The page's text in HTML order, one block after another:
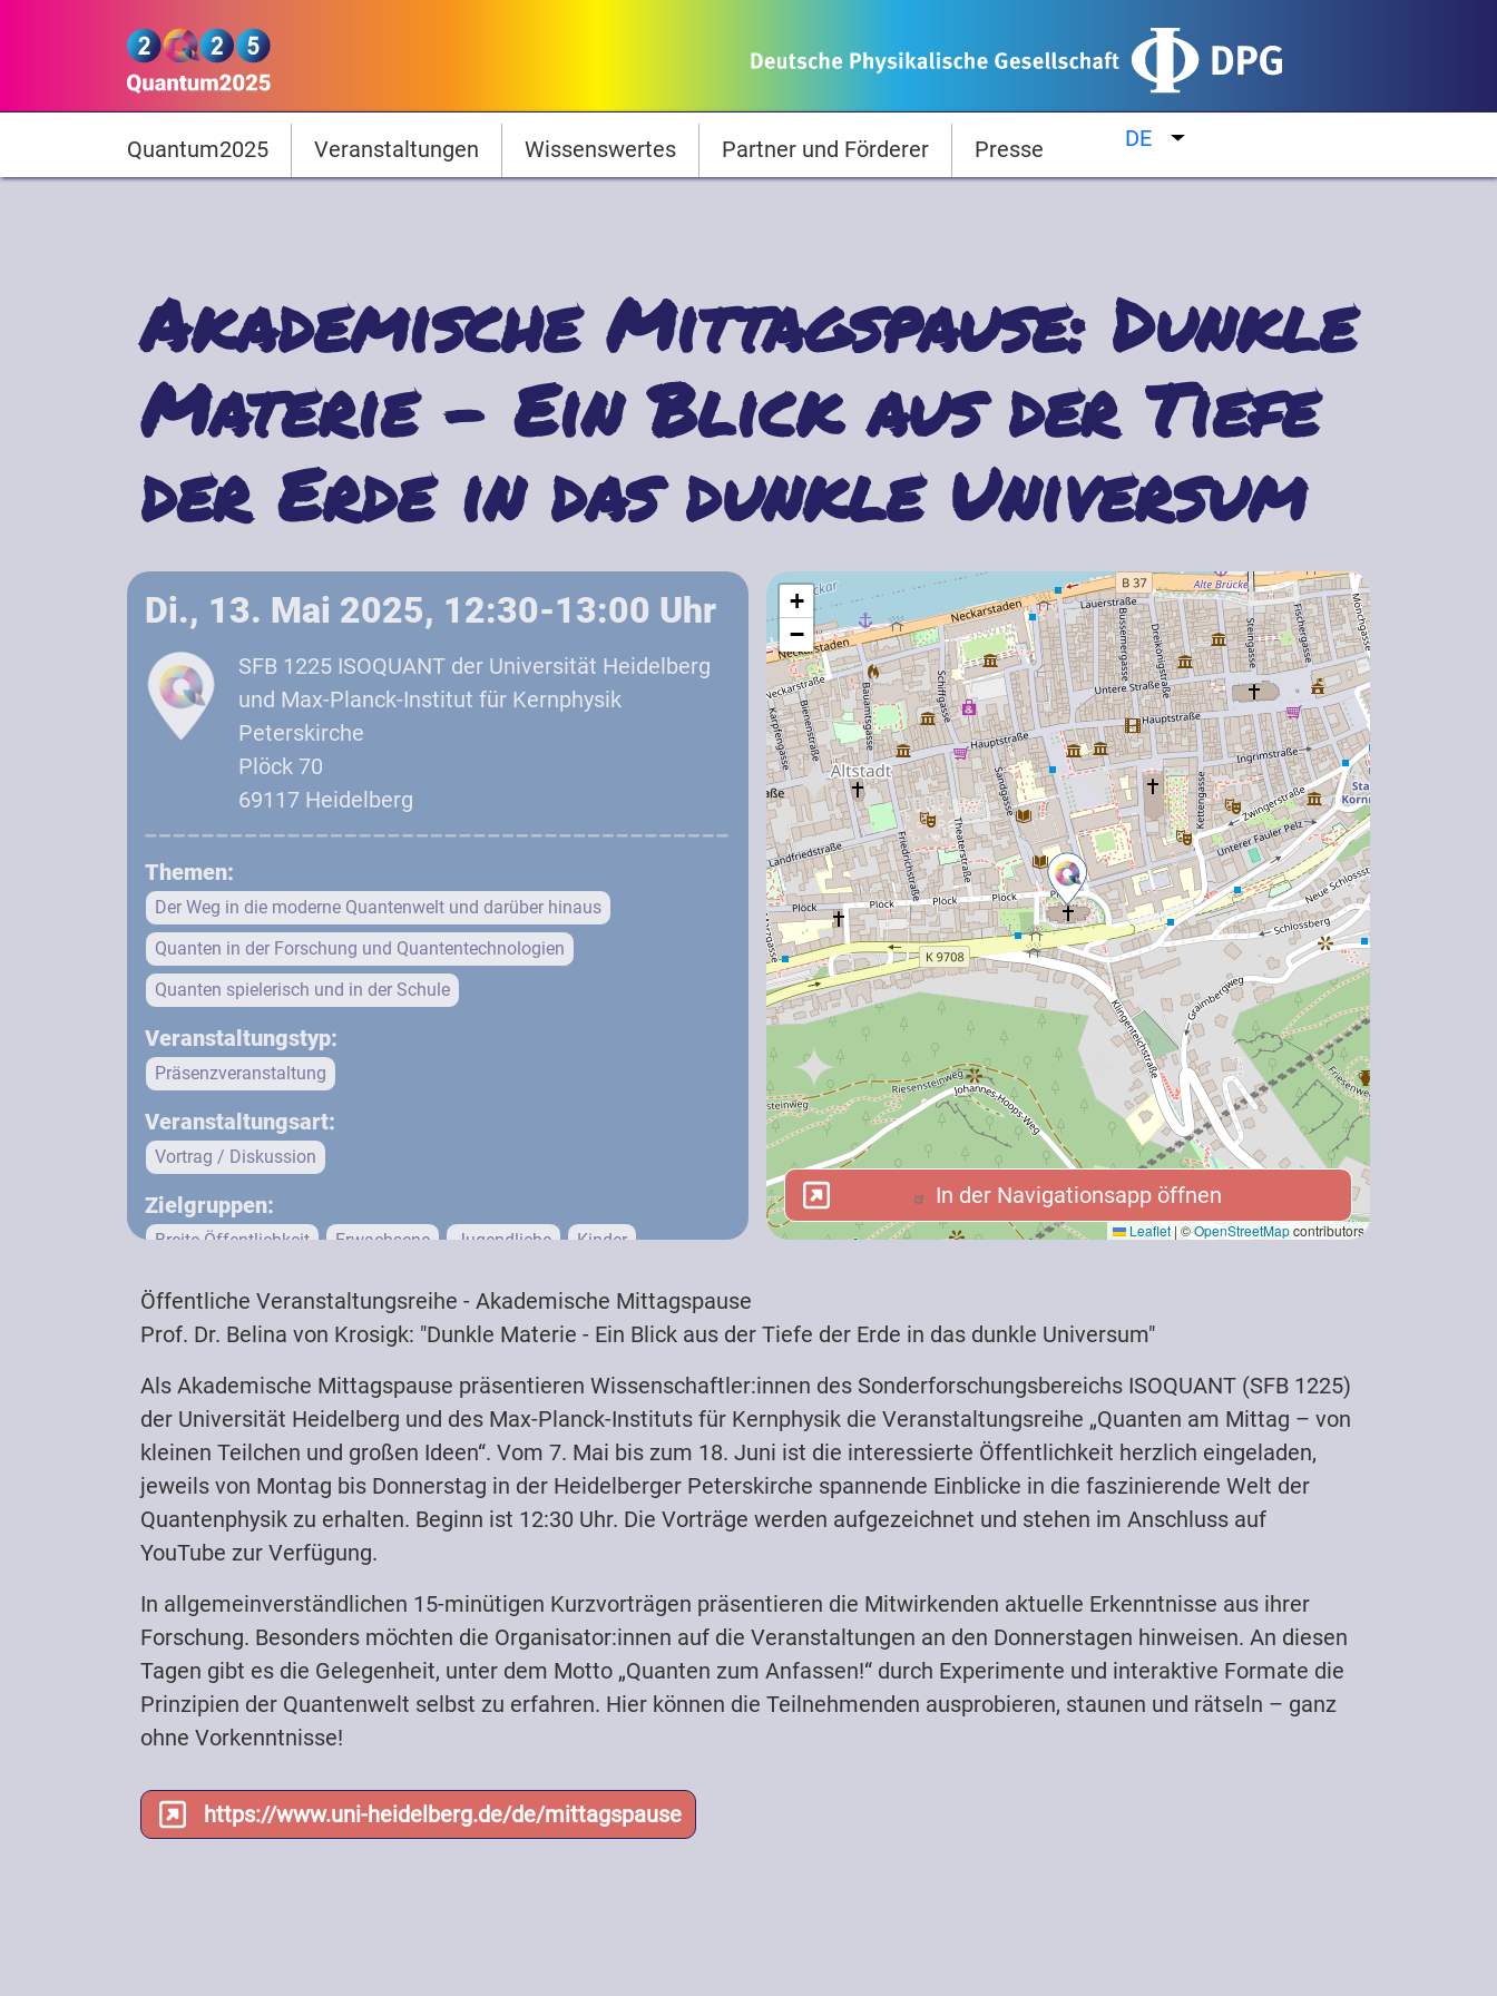
Quantum2025
Hauptnavigation
Quantum2025 Veranstaltungen Wissenswertes Partner und Förderer Presse DE Weitere Aktionen auflisten
Akademische Mittagspause: Dunkle
Materie - Ein Blick aus der Tiefe
der Erde in das dunkle Universum
Di., 13. Mai 2025, 12:30-13:00 Uhr
SFB 1225 ISOQUANT der Universität Heidelberg
und Max-Planck-Institut für Kernphysik
Peterskirche
Plöck 70
69117 Heidelberg
Themen:
Der Weg in die moderne Quantenwelt und darüber hinaus
Quanten in der Forschung und Quantentechnologien
Quanten spielerisch und in der Schule
Veranstaltungstyp:
Präsenzveranstaltung
Veranstaltungsart:
Vortrag / Diskussion
Zielgruppen:
Breite Öffentlichkeit Erwachsene Jugendliche
Kinder
Physiker:innen / Wissenschaftler:innen
Schüler:innen Studierende
+
−
Leaflet | ©OpenStreetMapcontributors
In der Navigationsapp öffnen
In der Navigationsapp öffnen
Öffentliche Veranstaltungsreihe - Akademische Mittagspause
Prof. Dr. Belina von Krosigk: "Dunkle Materie - Ein Blick aus der Tiefe der Erde in das dunkle Universum"
Als Akademische Mittagspause präsentieren Wissenschaftler:innen des Sonderforschungsbereichs ISOQUANT (SFB 1225)
der Universität Heidelberg und des Max-Planck-Instituts für Kernphysik die Veranstaltungsreihe „Quanten am Mittag – von
kleinen Teilchen und großen Ideen“. Vom 7. Mai bis zum 18. Juni ist die interessierte Öffentlichkeit herzlich eingeladen,
jeweils von Montag bis Donnerstag in der Heidelberger Peterskirche spannende Einblicke in die faszinierende Welt der
Quantenphysik zu erhalten. Beginn ist 12:30 Uhr. Die Vorträge werden aufgezeichnet und stehen im Anschluss auf
YouTube zur Verfügung.
In allgemeinverständlichen 15-minütigen Kurzvorträgen präsentieren die Mitwirkenden aktuelle Erkenntnisse aus ihrer
Forschung. Besonders möchten die Organisator:innen auf die Veranstaltungen an den Donnerstagen hinweisen. An diesen
Tagen gibt es die Gelegenheit, unter dem Motto „Quanten zum Anfassen!“ durch Experimente und interaktive Formate die
Prinzipien der Quantenwelt selbst zu erfahren. Hier können die Teilnehmenden ausprobieren, staunen und rätseln – ganz
ohne Vorkenntnisse!
https://www.uni-heidelberg.de/de/mittagspause